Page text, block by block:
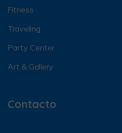
Fitness
Traveling
Party Center
Art & Gallery
Contacto